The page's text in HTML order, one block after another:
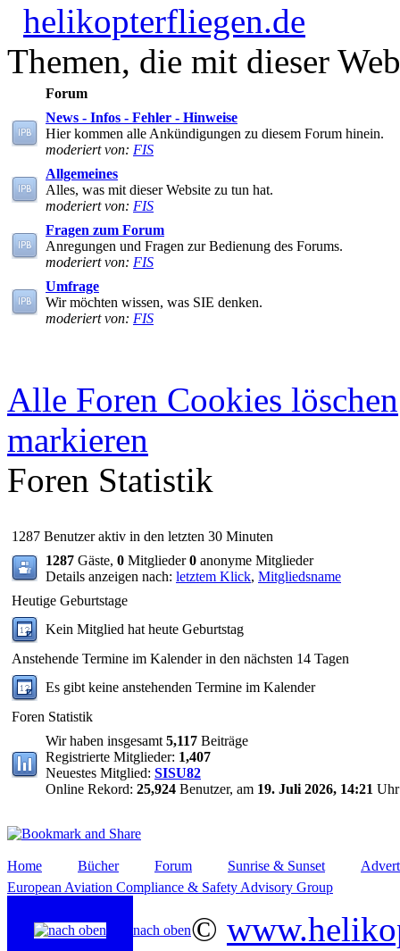
helikopterfliegen.de
Themen, die mit dieser
Forum
News - Infos - Fehler - Hinweise
Hier kommen alle Ankündigungen zu diesem Forum hinein.
moderiert von: FIS
Allgemeines
Alles, was mit dieser Website zu tun hat.
moderiert von: FIS
Fragen zum Forum
Anregungen und Fragen zur Bedienung des Forums.
moderiert von: FIS
Umfrage
Wir möchten wissen, was SIE denken.
moderiert von: FIS
Alle Foren Cookies löschen
markieren
Foren Statistik
1287 Benutzer aktiv in den letzten 30 Minuten
1287 Gäste, 0 Mitglieder0 anonyme Mitglieder
Details anzeigen nach: letztem Klick, Mitgliedsname
Heutige Geburtstage
Kein Mitglied hat heute Geburtstag
Anstehende Termine im Kalender in den nächsten 14 Tagen
Es gibt keine anstehenden Termine im Kalender
Foren Statistik
Wir haben insgesamt 5,117 Beiträge
Registrierte Mitglieder: 1,407
Neuestes Mitglied: SISU82
Online Rekord: 25,924 Benutzer, am 19. Juli 2026, 14:21 Uhr
Home Bücher Forum Sunrise & Sunset
European Aviation Compliance & Safety Advisory Group
nach oben©